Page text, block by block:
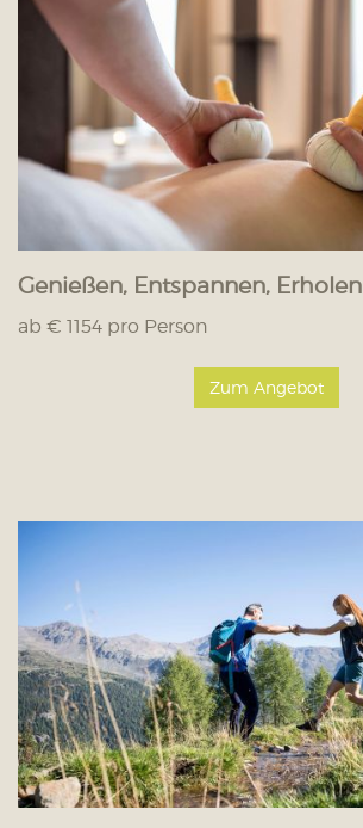
Genießen, Entspannen, Erholen
ab € 1154 pro Person
Zum Angebot